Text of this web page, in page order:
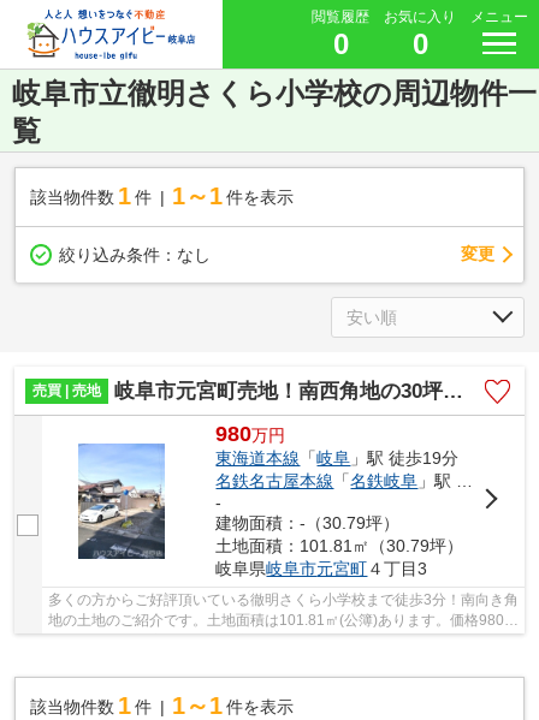
閲覧履歴
0
お気に入り
0
メニュー
岐阜市立徹明さくら小学校の周辺物件一
覧
該当物件数 1件 1～1 件を表示
絞り込み条件： なし 変更
売買 | 売地 岐阜市元宮町売地！南西角地の30坪です♪徹明さくら小学校まで徒歩3分！建築条件はございません♪
980万円
東海道本線 「岐阜 」駅 徒歩19分
名鉄名古屋本線 「名鉄岐阜 」駅 徒歩19分
-
建物面積：-（30.79坪）
土地面積：101.81㎡（30.79坪）
岐阜県岐阜市元宮町４丁目3
多くの方からご好評頂いている徹明さくら小学校まで徒歩3分！南向き角
地の土地のご紹介です。土地面積は101.81㎡(公簿)あります。価格980万
該当物件数 1件 1～1 件を表示